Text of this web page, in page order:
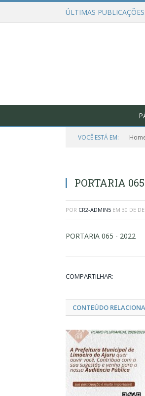
ÚLTIMAS PUBLICAÇÕES:
VOCÊ ESTÁ EM:
PORTARIA
POR CR2-ADMIN5 EM 30 DE
PORTARIA 065 - 2022
COMPARTILHAR:
CONTEÚDO